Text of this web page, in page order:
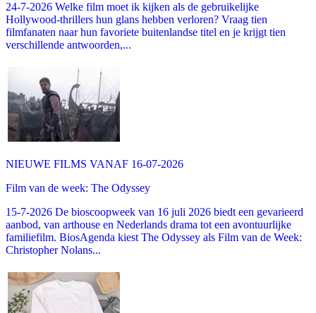
24-7-2026 Welke film moet ik kijken als de gebruikelijke
Hollywood-thrillers hun glans hebben verloren? Vraag tien
filmfanaten naar hun favoriete buitenlandse titel en je krijgt tien
verschillende antwoorden,...
NIEUWE FILMS VANAF 16-07-2026
Film van de week: The Odyssey
15-7-2026 De bioscoopweek van 16 juli 2026 biedt een gevarieerd
aanbod, van arthouse en Nederlands drama tot een avontuurlijke
familiefilm. BiosAgenda kiest The Odyssey als Film van de Week:
Christopher Nolans...